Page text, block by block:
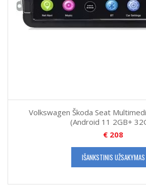
Volkswagen Škoda Seat
(Android 11 2GB+
€ 208
IŠANKSTINIS UŽSAKYMAS